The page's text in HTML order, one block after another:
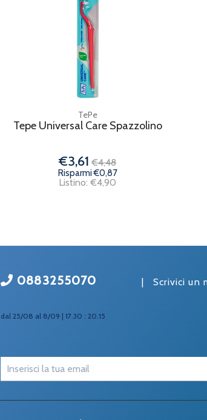
TePe
Tepe Universal Care Spazzolino
€3,61 €4,48
Risparmi €0,87
Listino: €4,90
0883255070
dal 25/08 al 8/09 | 17.30 : 20.15
| Scrivici un